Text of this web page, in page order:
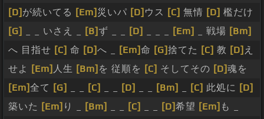
[D] が続いてる [Em] 災いパ [D] ウス [C] 無情 [D] 檻だけ
[G]
_ _ いさえ _ [B]ず _ _ [D] [Em] _ 戦場 [Bm]
へ 目指せ [C] 命 [D]へ _ [Em]命 [G]捨てた [C] 教 [D] え
せよ
[Em] 人生 [Bm] を 従順を [C] そしてその [D]魂を
[Em]全て [G] [C] [D] [Bm] [C] 此処に [D]
築いた [Em] り _ [Bm] [C] [D]希望 [Em] も _